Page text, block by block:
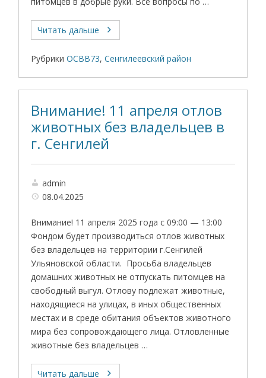
Читать дальше
Рубрики ОСВВ73,Сенгилеевский район
Внимание! 11 апреля отлов
животных без владельцев в
г. Сенгилей
admin
08.04.2025
Внимание! 11 апреля 2025 года с 09:00 — 13:00
Фондом будет производиться отлов животных
без владельцев на территории г.Сенгилей
Ульяновской области. Просьба владельцев
домашних животных не отпускать питомцев на
свободный выгул. Отлову подлежат животные,
находящиеся на улицах, в иных общественных
местах и в среде обитания объектов животного
мира без сопровождающего лица. Отловленные
животные без владельцев …
Читать дальше